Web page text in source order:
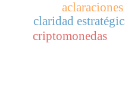
claridad
aclaraciones
criptomonedas